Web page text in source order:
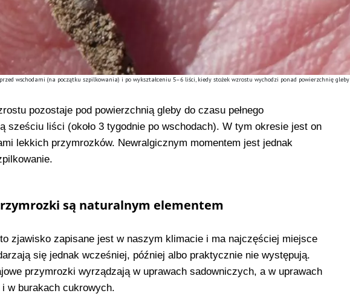
wschodami (na początku szpilkowania) i po wykształceniu 5–6 liści, kiedy stożek wzrostu wychodzi ponad powierzchnię gleby
pozostaje pod powierzchnią gleby do czasu pełnego
sześciu liści (około 3 tygodnie po wschodach). W tym okresie jest on
lekkich przymrozków. Newralgicznym momentem jest jednak
są naturalnym elementem
zjawisko zapisane jest w naszym klimacie i ma najczęściej miejsce
się jednak wcześniej, później albo praktycznie nie występują.
przymrozki wyrządzają w uprawach sadowniczych, a w uprawach
w burakach cukrowych.